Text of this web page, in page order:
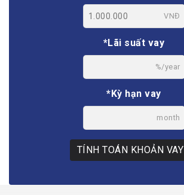
VNĐ
*Lãi suất vay
%/year
*Kỳ hạn vay
month
TÍNH TOÁN KHOẢN VAY